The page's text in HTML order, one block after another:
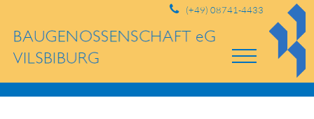
(+49) 08741-4433